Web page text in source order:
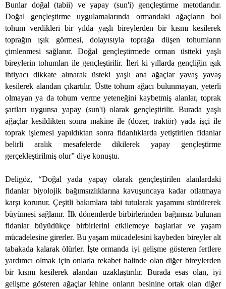
Bunlar doğal (tabii) ve yapay (sun'i) gençleştirme metotlarıdır.
Doğal gençleştirme uygulamalarında ormandaki ağaçların bol
tohum verdikleri bir yılda yaşlı bireylerden bir kısmı kesilerek
toprağın ışık görmesi, dolayısıyla toprağa düşen tohumların
çimlenmesi sağlanır. Doğal gençleştirmede orman üstteki yaşlı
bireylerin tohumları ile gençleştirilir. İleri ki yıllarda gençliğin ışık
ihtiyacı dikkate alınarak üsteki yaşlı ana ağaçlar yavaş yavaş
kesilerek alandan çıkartılır. Üstte tohum ağacı bulunmayan, yeterli
olmayan ya da tohum verme yeteneğini kaybetmiş alanlar, toprak
şartları uygunsa yapay (sun'i) olarak gençleştirilir. Burada yaşlı
ağaçlar kesildikten sonra makine ile (dozer, traktör) yada işçi ile
toprak işlemesi yapıldıktan sonra fidanlıklarda yetiştirilen fidanlar
belirli aralık mesafelerde dikilerek yapay gençleştirme
gerçekleştirilmiş olur” diye konuştu.
Deligöz, “Doğal yada yapay olarak gençleştirilen alanlardaki
fidanlar biyolojik bağımsızlıklarına kavuşuncaya kadar otlatmaya
karşı korunur. Çeşitli bakımlara tabi tutularak yaşamını sürdürerek
büyümesi sağlanır. İlk dönemlerde birbirlerinden bağımsız bulunan
fidanlar büyüdükçe birbirlerini etkilemeye başlarlar ve yaşam
mücadelesine girerler. Bu yaşam mücadelesini kaybeden bireyler alt
tabakada kalarak ölürler. İşte ormanda iyi gelişme gösteren fertlere
yardımcı olmak için onlarla rekabet halinde olan diğer bireylerden
bir kısmı kesilerek alandan uzaklaştırılır. Burada esas olan, iyi
gelişme gösteren ağaçlar lehine onların besinine ortak olan diğer